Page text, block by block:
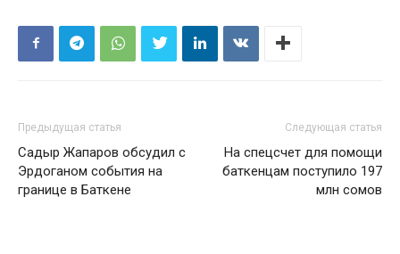
Предыдущая статья
Садыр Жапаров обсудил с
Эрдоганом события на
границе в Баткене
Следующая статья
На спецсчет для помощи
баткенцам поступило 197
млн сомов